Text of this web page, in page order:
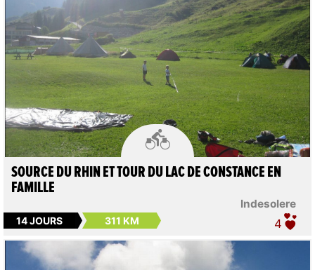

lndesolere
SOURCE DU RHIN ET TOUR DU LAC DE CONSTANCE EN
FAMILLE
14 JOURS 311 KM 4